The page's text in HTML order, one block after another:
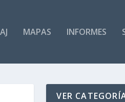
MAPAS INFORMES
VER